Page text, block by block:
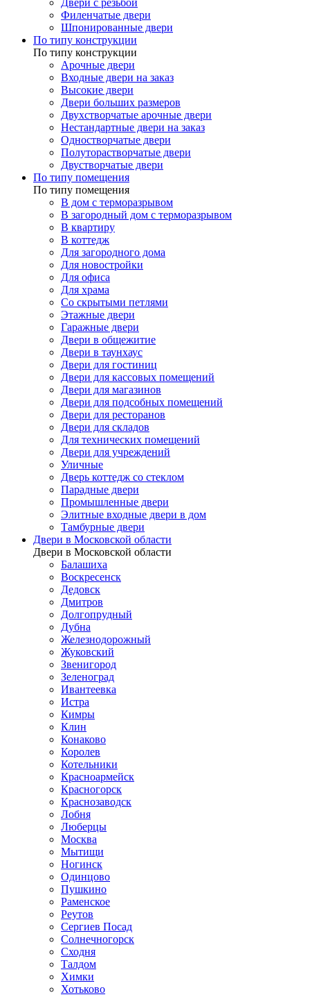
Двери с резьбой
Филенчатые двери
Шпонированные двери
По типу конструкции
По типу конструкции
Арочные двери
Входные двери на заказ
Высокие двери
Двери больших размеров
Двухстворчатые арочные двери
Нестандартные двери на заказ
Одностворчатые двери
Полуторастворчатые двери
Двустворчатые двери
По типу помещения
По типу помещения
В дом с терморазрывом
В загородный дом с терморазрывом
В квартиру
В коттедж
Для загородного дома
Для новостройки
Для офиса
Для храма
Со скрытыми петлями
Этажные двери
Гаражные двери
Двери в общежитие
Двери в таунхаус
Двери для гостиниц
Двери для кассовых помещений
Двери для магазинов
Двери для подсобных помещений
Двери для ресторанов
Двери для складов
Для технических помещений
Двери для учреждений
Уличные
Дверь коттедж со стеклом
Парадные двери
Промышленные двери
Элитные входные двери в дом
Тамбурные двери
Двери в Московской области
Двери в Московской области
Балашиха
Воскресенск
Дедовск
Дмитров
Долгопрудный
Дубна
Железнодорожный
Жуковский
Звенигород
Зеленоград
Ивантеевка
Истра
Кимры
Клин
Конаково
Королев
Котельники
Красноармейск
Красногорск
Краснозаводск
Лобня
Люберцы
Москва
Мытищи
Ногинск
Одинцово
Пушкино
Раменское
Реутов
Сергиев Посад
Солнечногорск
Сходня
Талдом
Химки
Хотьково